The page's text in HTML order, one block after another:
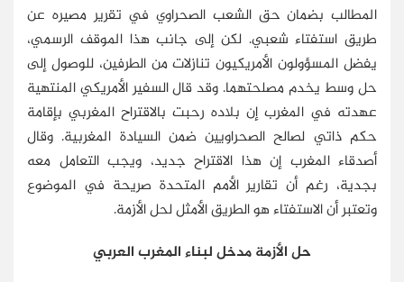
المطالب بضمان حق الشعب الصحراوي في تقرير مصيره عن
طريق استفتاء شعبي. لكن إلى جانب هذا الموقف الرسمي،
يفضل المسؤولون الأمريكيون تنازلات من الطرفين، للوصول إلى
حل وسط يخدم مصلحتهما. وقد قال السفير الأمريكي المنتهية
عهدته في المغرب إن بلاده رحبت بالاقتراح المغربي بإقامة
حكم ذاتي لصالح الصحراويين ضمن السيادة المغربية. وقال
أصدقاء المغرب إن هذا الاقتراح جديد، ويجب التعامل معه
بجدية، رغم أن تقارير الأمم المتحدة صريحة في الموضوع
وتعتبر أن الاستفتاء هو الطريق الأمثل لحل الأزمة.
حل الأزمة مدخل لبناء المغرب العربي